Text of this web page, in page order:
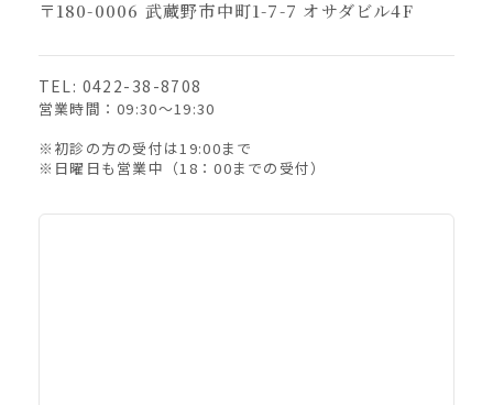
〒180-0006 武蔵野市中町1-7-7 オサダビル4F
TEL: 0422-38-8708
営業時間：09:30〜19:30
※初診の方の受付は19:00まで
※日曜日も営業中（18：00までの受付）